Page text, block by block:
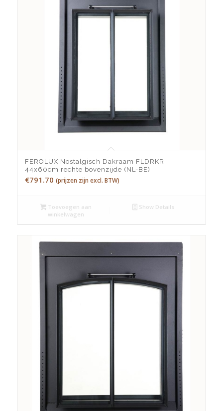
FEROLUX Nostalgisch Dakraam FLDRKR
44x60cm rechte bovenzijde (NL-BE)
€791.70 (prijzen zijn excl. BTW)
Toevoegen aan
winkelwagen
Show Details